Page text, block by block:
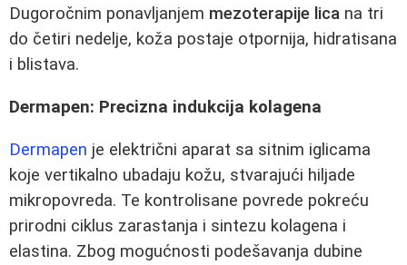
Dugoročnim ponavljanjem mezoterapije lica na tri
do četiri nedelje, koža postaje otpornija, hidratisana
i blistava.
Dermapen: Precizna indukcija kolagena
Dermapen je električni aparat sa sitnim iglicama
koje vertikalno ubadaju kožu, stvarajući hiljade
mikropovreda. Te kontrolisane povrede pokreću
prirodni ciklus zarastanja i sintezu kolagena i
elastina. Zbog mogućnosti podešavanja dubine